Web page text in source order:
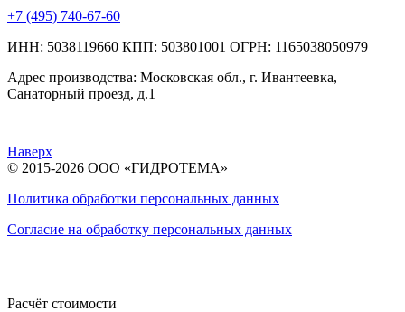
+7 (495) 740-67-60
ИНН: 5038119660 КПП: 503801001 ОГРН: 1165038050979
Адрес производства: Московская обл., г. Ивантеевка,
Санаторный проезд, д.1
Наверх
© 2015-2026 ООО «ГИДРОТЕМА»
Политика обработки персональных данных
Согласие на обработку персональных данных
Расчёт стоимости